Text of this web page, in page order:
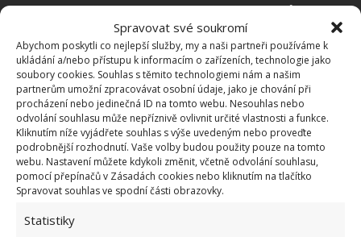
Spravovat své soukromí
Abychom poskytli co nejlepší služby, my a naši partneři používáme k
ukládání a/nebo přístupu k informacím o zařízeních, technologie jako
soubory cookies. Souhlas s těmito technologiemi nám a našim
partnerům umožní zpracovávat osobní údaje, jako je chování při
procházení nebo jedinečná ID na tomto webu. Nesouhlas nebo
odvolání souhlasu může nepříznivě ovlivnit určité vlastnosti a funkce.
Kliknutím níže vyjádřete souhlas s výše uvedeným nebo proveďte
podrobnější rozhodnutí. Vaše volby budou použity pouze na tomto
webu. Nastavení můžete kdykoli změnit, včetně odvolání souhlasu,
pomocí přepínačů v Zásadách cookies nebo kliknutím na tlačítko
Spravovat souhlas ve spodní části obrazovky.
Statistiky
práce a víte, že budete doma přibližně za půl
hodiny? V tom případě si předem naklikejte
požadovanou teplotu. Díky tomu přijedete do
perfektně vytopené domácnosti.
Některé kusy dokonce disponují vlastní geolokací,
jež sama nastaví teplotu podle toho, jestli jste zrovna
doma, nebo někde na cestách.
Mrkněte se na webové stránky oblíbeného
dodavatele Elima a ihned si budete moci